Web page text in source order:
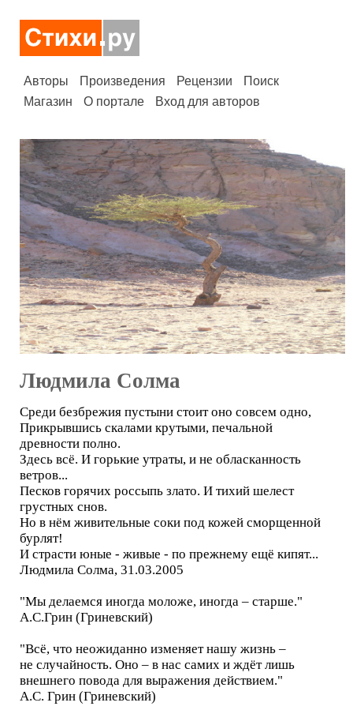
Авторы Произведения Рецензии
Поиск
Магазин
О портале Вход для авторов
Людмила Солма
Среди безбрежия пустыни стоит оно совсем одно,
Прикрывшись скалами крутыми, печальной
древности полно.
Здесь всё. И горькие утраты, и не обласканность
ветров...
Песков горячих россыпь злато. И тихий шелест
грустных снов.
Но в нём живительные соки под кожей сморщенной
бурлят!
И страсти юные - живые - по прежнему ещё кипят...
Людмила Солма, 31.03.2005
"Мы делаемся иногда моложе, иногда – старше."
А.С.Грин (Гриневский)
"Всё, что неожиданно изменяет нашу жизнь –
не случайность. Оно – в нас самих и ждёт лишь
внешнего повода для выражения действием."
А.С. Грин (Гриневский)